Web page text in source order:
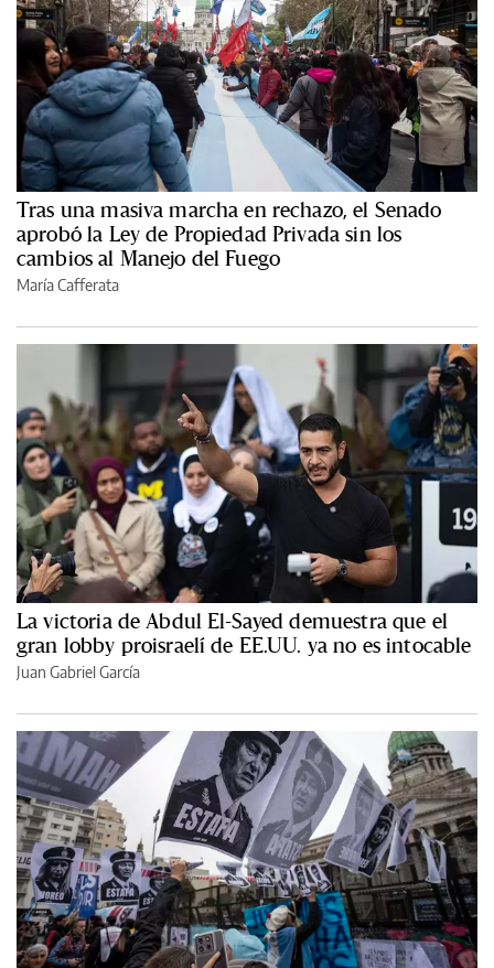
Tras una masiva marcha en rechazo, el Senado
aprobó la Ley de Propiedad Privada sin los
cambios al Manejo del Fuego
María Cafferata
La victoria de Abdul El-Sayed demuestra que el
gran lobby proisraelí de EE.UU. ya no es intocable
Juan Gabriel García